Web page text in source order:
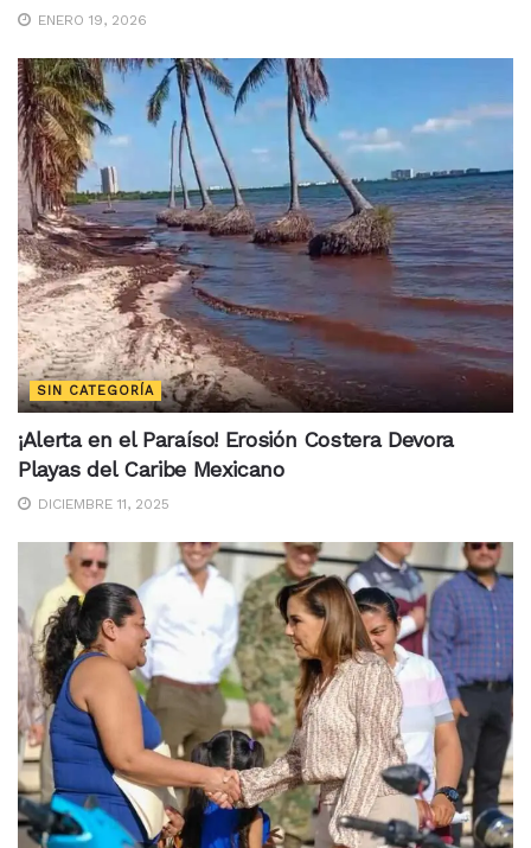
ENERO 19, 2026
SIN CATEGORÍA
¡Alerta en el Paraíso! Erosión Costera Devora
Playas del Caribe Mexicano
DICIEMBRE 11, 2025